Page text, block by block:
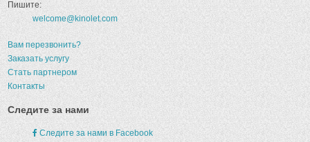
Пишите:
welcome@kinolet.com
Вам перезвонить?
Заказать услугу
Стать партнером
Контакты
Следите за нами
Следите за нами в Facebook